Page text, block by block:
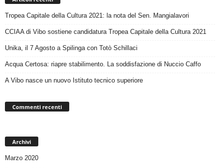
Tropea Capitale della Cultura 2021: la nota del Sen. Mangialavori
CCIAA di Vibo sostiene candidatura Tropea Capitale della Cultura 2021
Unika, il 7 Agosto a Spilinga con Totò Schillaci
Acqua Certosa: riapre stabilimento. La soddisfazione di Nuccio Caffo
A Vibo nasce un nuovo Istituto tecnico superiore
Commenti recenti
Archivi
Marzo 2020